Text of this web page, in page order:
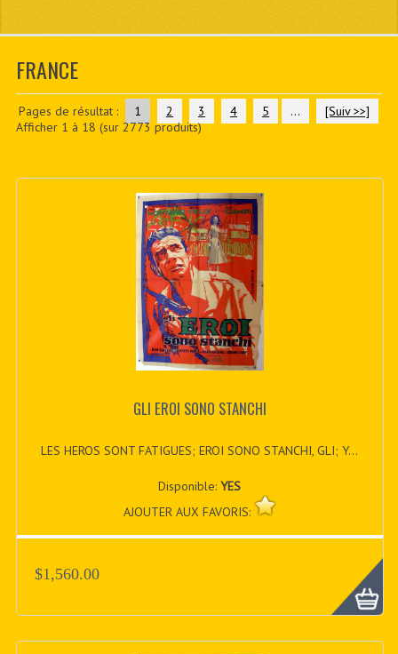
MON COPTE
PDF BOOKS
FRANCE
Pages de résultat : 1 2 3 4 5 ...
[Suiv >>]
Afficher 1 à 18 (sur 2773 produits)
GLI EROI SONO STANCHI
LES HEROS SONT FATIGUES; EROI SONO STANCHI, GLI; Y...
Disponible:YES
AJOUTER AUX FAVORIS:
$1,560.00